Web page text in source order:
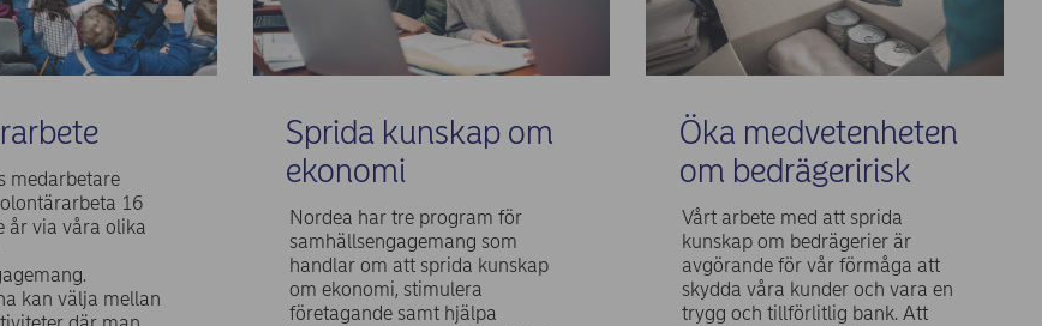
medarbetare
16
år via våra olika
kan välja mellan
Sprida kunskap om
ekonomi
Nordea har tre program för
samhällsengagemang som
handlar om att sprida kunskap
om ekonomi, stimulera
företagande samt hjälpa
Öka medvetenheten
om bedrägeririsk
Vårt arbete med att sprida
kunskap om bedrägerier är
avgörande för vår förmåga att
skydda våra kunder och vara en
trygg och tillförlitlig bank. Att